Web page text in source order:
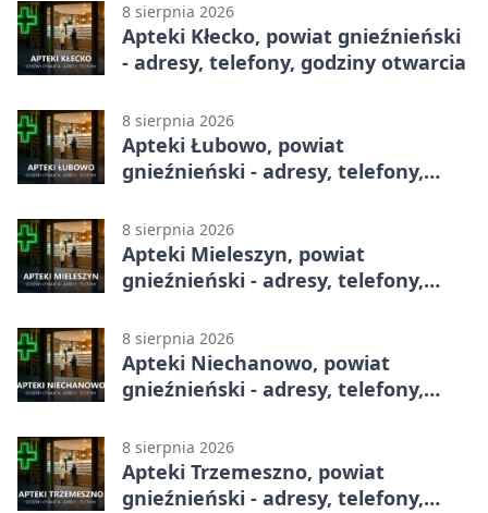
8 sierpnia 2026
Apteki Kłecko, powiat gnieźnieński
- adresy, telefony, godziny otwarcia
8 sierpnia 2026
Apteki Łubowo, powiat
gnieźnieński - adresy, telefony,
8 sierpnia 2026
Apteki Mieleszyn, powiat
gnieźnieński - adresy, telefony,
8 sierpnia 2026
Apteki Niechanowo, powiat
gnieźnieński - adresy, telefony,
8 sierpnia 2026
Apteki Trzemeszno, powiat
gnieźnieński - adresy, telefony,